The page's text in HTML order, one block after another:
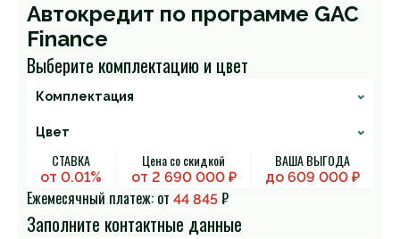
Автокредит по программе GAC
Finance
Выберите комплектацию и цвет
СТАВКА
от 0.01%
Цена со скидкой
от 2 690 000 ₽
ВАША ВЫГОДА
до 609 000 ₽
Ежемесячный платеж: от 44 845 ₽
Заполните контактные данные